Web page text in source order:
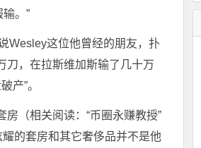
。”
Wesley这位他曾经的朋友，扑
刀，在拉斯维加斯输了几十万
产”。
（相关阅读：“币圈永赚教授”
的套房和其它奢侈品并不是他